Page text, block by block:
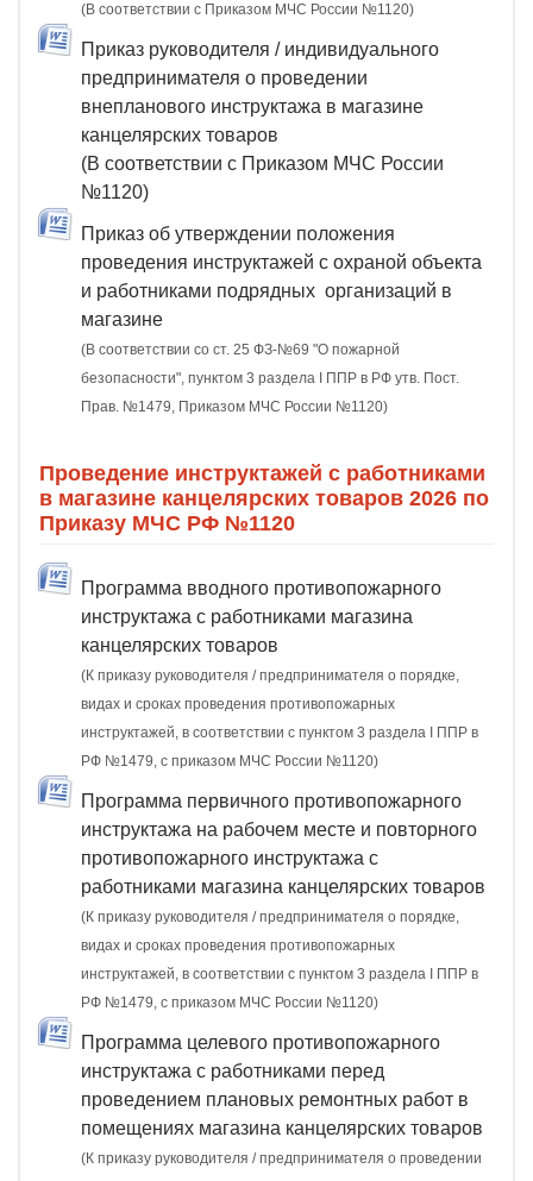
(В соответствии с Приказом МЧС России №1120)
Приказ руководителя / индивидуального
предпринимателя о проведении
внепланового инструктажа в магазине
канцелярских товаров
(В соответствии с Приказом МЧС России
№1120)
Приказ об утверждении положения
проведения инструктажей с охраной объекта
и работниками подрядных организаций в
магазине
(В соответствии со ст. 25 ФЗ-№69 "О пожарной
безопасности", пунктом 3 раздела I ППР в РФ утв. Пост.
Прав. №1479, Приказом МЧС России №1120)
Проведение инструктажей с работниками
в магазине канцелярских товаров 2026 по
Приказу МЧС РФ №1120
Программа вводного противопожарного
инструктажа с работниками магазина
канцелярских товаров
(К приказу руководителя / предпринимателя о порядке,
видах и сроках проведения противопожарных
инструктажей, в соответствии с пунктом 3 раздела I ППР в
РФ №1479, с приказом МЧС России №1120)
Программа первичного противопожарного
инструктажа на рабочем месте и повторного
противопожарного инструктажа с
работниками магазина канцелярских товаров
(К приказу руководителя / предпринимателя о порядке,
видах и сроках проведения противопожарных
инструктажей, в соответствии с пунктом 3 раздела I ППР в
РФ №1479, с приказом МЧС России №1120)
Программа целевого противопожарного
инструктажа с работниками перед
проведением плановых ремонтных работ в
помещениях магазина канцелярских товаров
(К приказу руководителя / предпринимателя о проведении